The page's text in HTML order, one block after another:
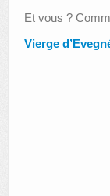
Et vous ?
Vierge